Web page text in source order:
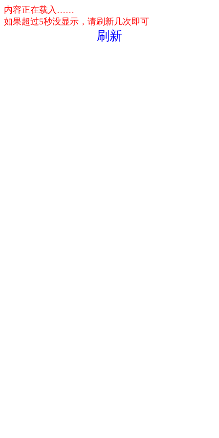
内容正在载入……
如果超过5秒没显示，请刷新几次即可
刷新